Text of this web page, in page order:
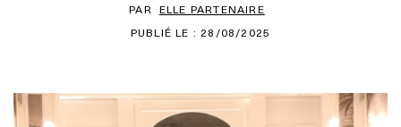
PAR ELLE PARTENAIRE
PUBLIÉ LE : 28/08/2025